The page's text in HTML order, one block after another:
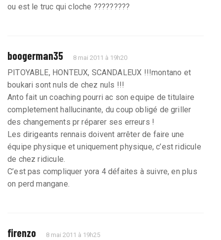
ou est le truc qui cloche ?????????
boogerman35 8 mai 2011 à 19h20
PITOYABLE, HONTEUX, SCANDALEUX !!!montano et
boukari sont nuls de chez nuls !!!
Anto fait un coaching pourri ac son equipe de titulaire
completement hallucinante, du coup obligé de griller
des changements pr réparer ses erreurs !
Les dirigeants rennais doivent arrêter de faire une
équipe physique et uniquement physique, c’est ridicule
de chez ridicule.
C’est pas compliquer yora 4 défaites à suivre, en plus
on perd mangane.
firenzo 8 mai 2011 à 19h25